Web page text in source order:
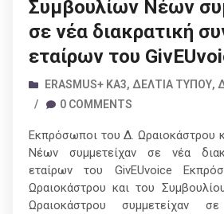
Συμβουλίων Νέων
σε νέα διακρατική
εταίρων του
ERASMUS+ ΚΑ3, ΔΕΛΤΊΑ ΤΎΠΟΥ,
/
0 COMMENTS
Εκπρόσωποι του Δ. Ωραιοκάστρου
Νέων συμμετείχαν σε νέα
εταίρων του GivEUvoice
Ωραιοκάστρου και του
Ωραιοκάστρου συμμετείχαν